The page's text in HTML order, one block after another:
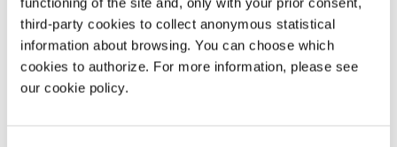
third-party cookies to collect anonymous statistical
information about browsing. You can choose which
cookies to authorize. For more information, please see
our cookie policy.